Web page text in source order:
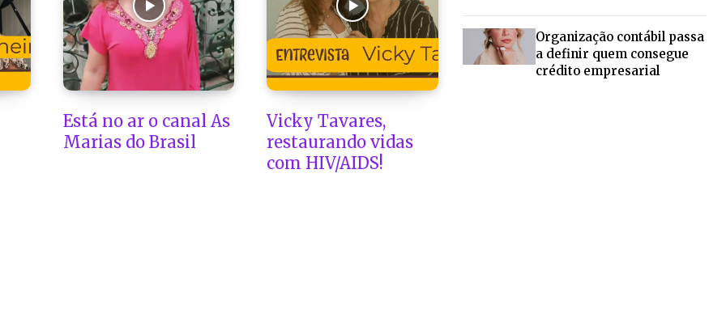
Está no ar o canal As
Marias do Brasil
Vicky Tavares,
restaurando vidas
com HIV/AIDS!
Organização contábil passa
a definir quem consegue
crédito empresarial